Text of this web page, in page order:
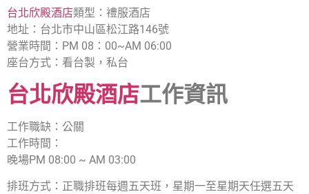
台北欣殿酒店類型：禮服酒店
地址：台北市中山區松江路146號
營業時間：PM 08：00~AM 06:00
座台方式：看台製，私台
台北欣殿酒店工作資訊
工作職缺：公關
工作時間：
晚場PM 08:00 ~ AM 03:00
排班方式：正職排班每週五天班，星期一至星期天任選五天